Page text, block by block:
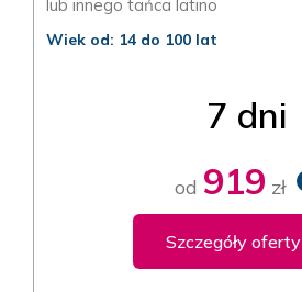
lub innego tańca latino
Wiek od: 14 do 100 lat
7 dni
od 919 zł
Szczegóły oferty